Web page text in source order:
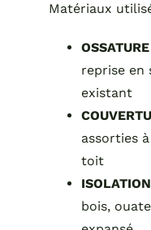
Matériaux
reprise
existant
assorties
toit
bois,